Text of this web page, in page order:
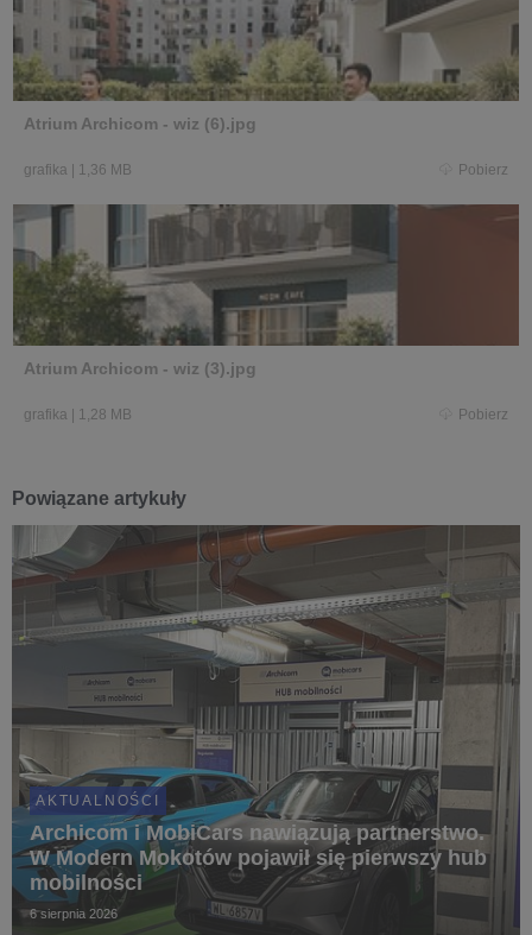
Atrium Archicom - wiz (6).jpg
grafika | 1,36 MB Pobierz
Atrium Archicom - wiz (3).jpg
grafika | 1,28 MB Pobierz
Powiązane artykuły
AKTUALNOŚCI
Archicom i MobiCars nawiązują partnerstwo.
W Modern Mokotów pojawił się pierwszy hub
mobilności
6 sierpnia 2026